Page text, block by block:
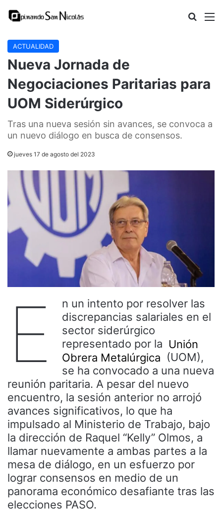
Buscar
ACTUALIDAD
Nueva Jornada de
Negociaciones Paritarias para
UOM Siderúrgico
Tras una nueva sesión sin avances, se convoca a
un nuevo diálogo en busca de consensos.
jueves 17 de agosto del 2023
E
n un intento por resolver las
discrepancias salariales en el
sector siderúrgico
representado por la Unión
Obrera Metalúrgica (UOM),
se ha convocado a una nueva
reunión paritaria. A pesar del nuevo
encuentro, la sesión anterior no arrojó
avances significativos, lo que ha
impulsado al Ministerio de Trabajo, bajo
la dirección de Raquel “Kelly” Olmos, a
llamar nuevamente a ambas partes a la
mesa de diálogo, en un esfuerzo por
lograr consensos en medio de un
panorama económico desafiante tras las
elecciones PASO.